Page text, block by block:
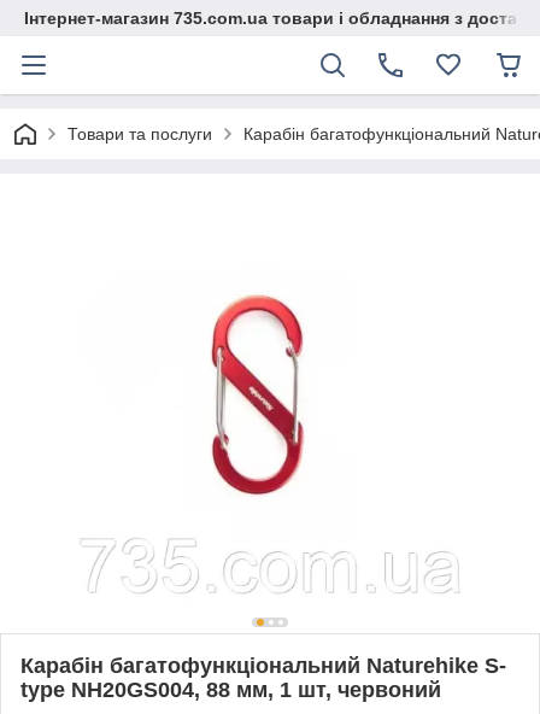
Інтернет-магазин 735.com.ua товари і обладнання з
Товари та послуги Карабін багатофункціональний
Карабін багатофункціональний Naturehike S-
type NH20GS004, 88 мм, 1 шт, червоний